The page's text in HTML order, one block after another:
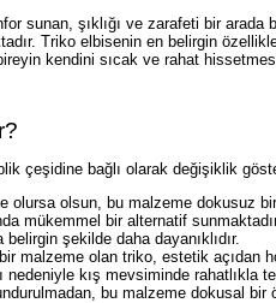
sunan, şıklığı ve zarafeti bir
Triko elbisenin en belirgin
kendini sıcak ve rahat
çeşidine bağlı olarak değişiklik
olursa olsun, bu malzeme dokusuz
mükemmel bir alternatif
şekilde daha dayanıklıdır.
malzeme olan triko, estetik
nedeniyle kış mevsiminde rahatlıkla
bu malzeme dokusal bir